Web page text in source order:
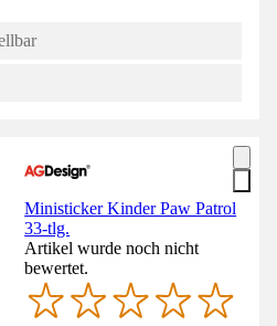
Ministicker Kinder Paw Patrol
33-tlg.
Artikel wurde noch nicht
bewertet.